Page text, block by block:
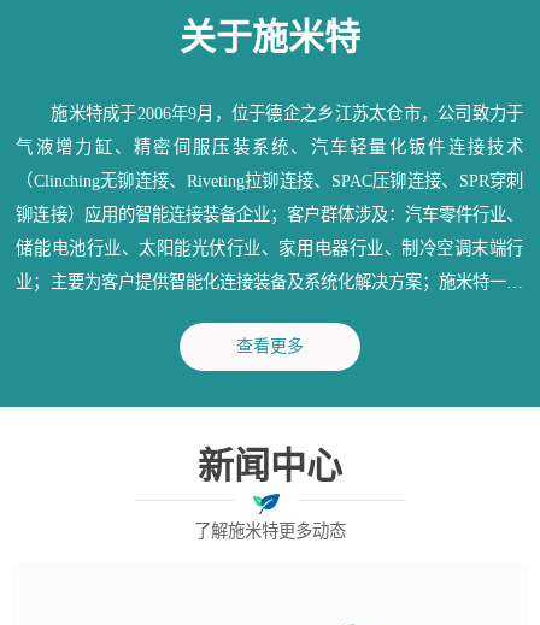
关于施米特
施米特成于2006年9月，位于德企之乡江苏太仓市，公司致力于
气液增力缸、精密伺服压装系统、汽车轻量化钣件连接技术
（Clinching无铆连接、Riveting拉铆连接、SPAC压铆连接、SPR穿刺
铆连接）应用的智能连接装备企业；客户群体涉及：汽车零件行业、
储能电池行业、太阳能光伏行业、家用电器行业、制冷空调末端行
业；主要为客户提供智能化连接装备及系统化解决方案；施米特一直
意的产品和优质的服务。
查看更多
新闻中心
了解施米特更多动态